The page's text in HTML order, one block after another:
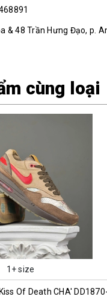
& 48 Trần Hưng Đạo, p.
cùng loại
1+ size
Of Death CHA'